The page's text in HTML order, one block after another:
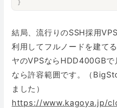
結局、流行りのSSH採用
利用してフルノードを建て
ヤのVPSならHDD400GB
なら許容範囲です。（
ました）
https://www.kagoya.jp/